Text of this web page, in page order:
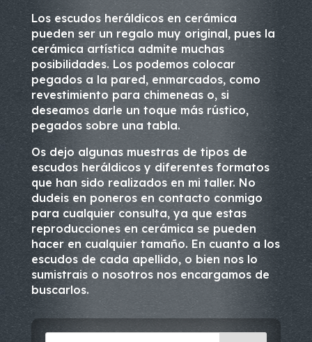
Los escudos heráldicos en cerámica
pueden ser un regalo muy original, pues la
cerámica artística admite muchas
posibilidades. Los podemos colocar
pegados a la pared, enmarcados, como
revestimiento para chimeneas o, si
deseamos darle un toque más rústico,
pegados sobre una tabla.
Os dejo algunas muestras de tipos de
escudos heráldicos y diferentes formatos
que han sido realizados en mi taller. No
dudeis en poneros en contacto conmigo
para cualquier consulta, ya que estas
reproducciones en cerámica se pueden
hacer en cualquier tamaño. En cuanto a los
escudos de cada apellido, o bien nos lo
sumistrais o nosotros nos encargamos de
buscarlos.